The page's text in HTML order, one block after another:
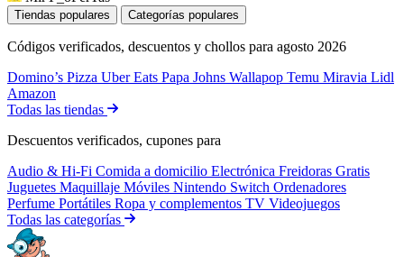
Tiendas populares Categorías populares
Códigos verificados, descuentos y chollos para agosto 2026
Domino’s Pizza Uber Eats Papa Johns Wallapop Temu Miravia Lidl
Amazon
Todas las tiendas
Descuentos verificados, cupones para
Audio & Hi-Fi Comida a domicilio Electrónica Freidoras Gratis
Juguetes Maquillaje Móviles Nintendo Switch Ordenadores
Perfume Portátiles Ropa y complementos TV Videojuegos
Todas las categorías